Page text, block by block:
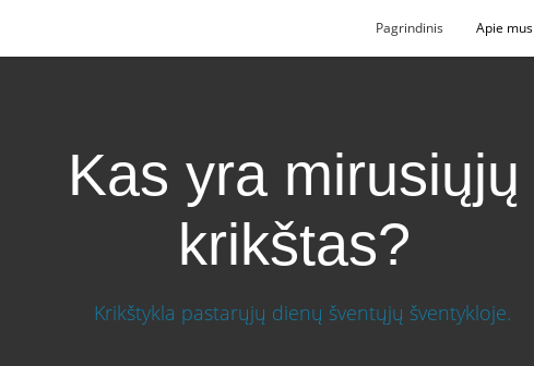
Pagrindinis Apie mus
Kas yra mirusiųjų
krikštas?